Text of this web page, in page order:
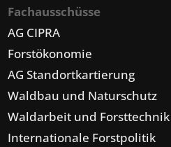
Fachausschüsse
AG CIPRA
Forstökonomie
AG Standortkartierung
Waldbau und Naturschutz
Waldarbeit und Forsttechnik
Internationale Forstpolitik